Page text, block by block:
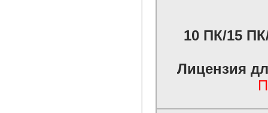
10 ПК/15
Лицензия